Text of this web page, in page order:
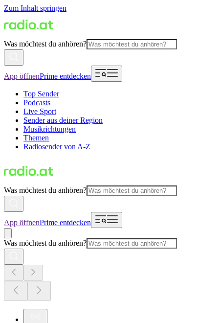
Zum Inhalt springen
Was möchtest du anhören?
App öffnenPrime entdecken
Top Sender
Podcasts
Live Sport
Sender aus deiner Region
Musikrichtungen
Themen
Radiosender von A-Z
Was möchtest du anhören?
App öffnenPrime entdecken
Was möchtest du anhören?